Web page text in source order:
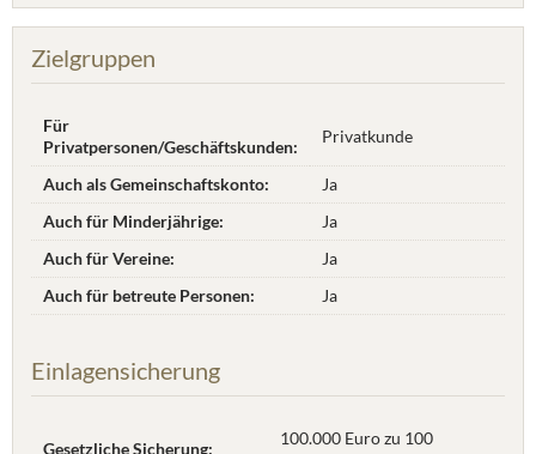
Zielgruppen
Für
Privatpersonen/Geschäftskunden:
Privatkunde
Auch als Gemeinschaftskonto:
Ja
Auch für Minderjährige:
Ja
Auch für Vereine:
Ja
Auch für betreute Personen:
Ja
Einlagensicherung
Gesetzliche Sicherung:
100.000 Euro zu 100